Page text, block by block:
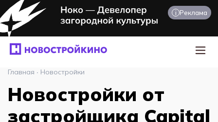
i Реклама
Главная · Новостройки
Новостройки от
застройщика Capital